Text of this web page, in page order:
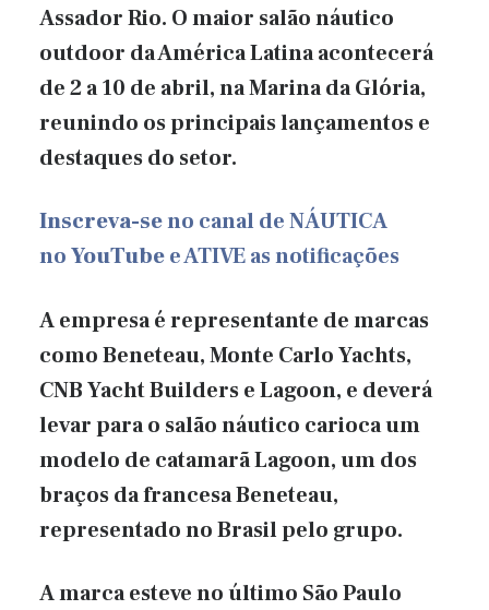
Assador Rio. O maior salão náutico
outdoor da América Latina acontecerá
de 2 a 10 de abril, na Marina da Glória,
reunindo os principais lançamentos e
destaques do setor.
Inscreva-seno canal de NÁUTICA
noYouTubee ATIVE as notificações
A empresa é representante de marcas
como Beneteau, Monte Carlo Yachts,
CNB Yacht Builders e Lagoon, e deverá
levar para o salão náutico carioca um
modelo de catamarã Lagoon, um dos
braços da francesa Beneteau,
representado no Brasil pelo grupo.
A marca esteve no último São Paulo